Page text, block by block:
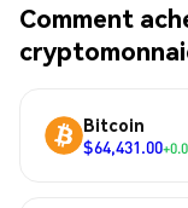
Comment
Bitcoin
$64,431.00